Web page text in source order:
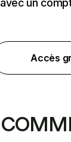
avec un
Accès